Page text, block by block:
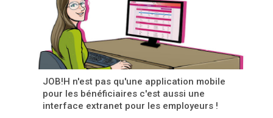
JOB!H n'est pas qu'une application mobile
pour les bénéficiaires c'est aussi une
interface extranet pour les employeurs !